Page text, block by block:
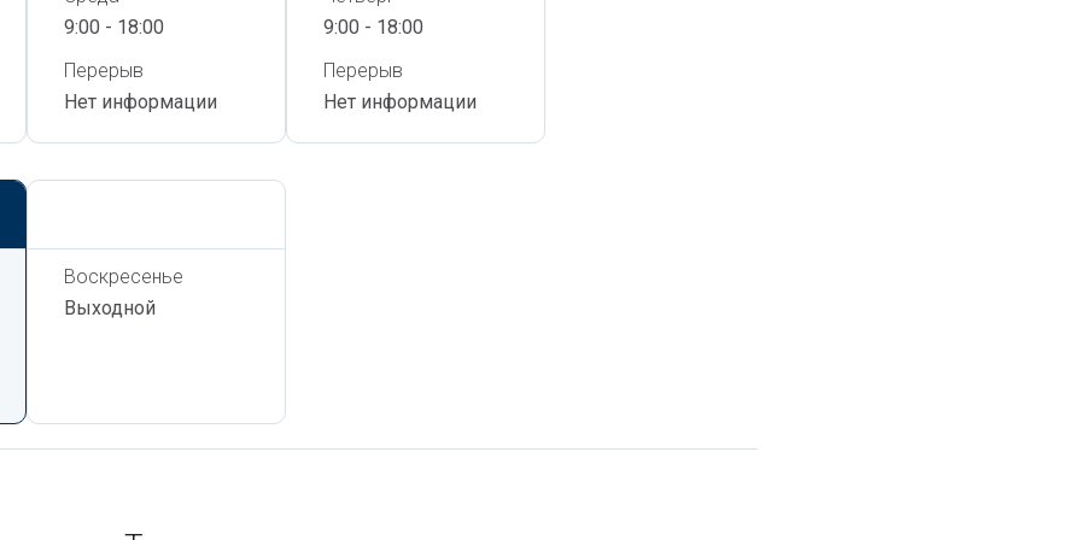
9:00 - 18:00
Перерыв
Нет информации
9:00 - 18:00
Перерыв
Нет информации
Воскресенье
Выходной